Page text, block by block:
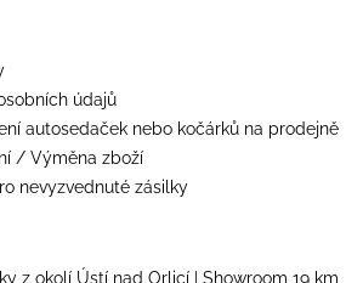
údajů
autosedaček nebo kočárků na prodejně
/ Výměna zboží
nevyzvednuté zásilky
z okolí Ústí nad Orlicí | Showroom 19 km